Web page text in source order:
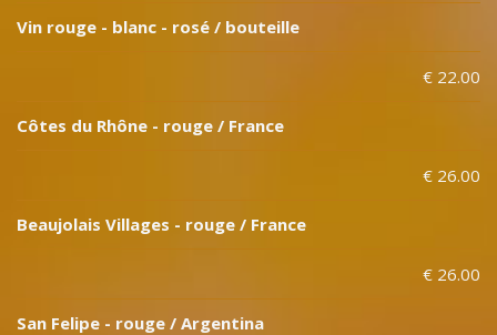
Vin rouge - blanc - rosé / bouteille
€ 22.00
Côtes du Rhône - rouge / France
€ 26.00
Beaujolais Villages - rouge / France
€ 26.00
San Felipe - rouge / Argentina